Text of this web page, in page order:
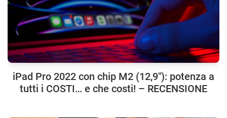
iPad Pro 2022 con chip M2 (12,9″): potenza a
tutti i COSTI… e che costi! – RECENSIONE